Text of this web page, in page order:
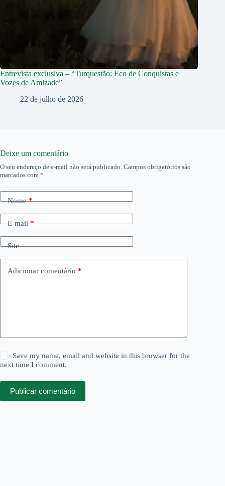
Entrevista exclusiva – “Turquestão: Eco de Conquistas e
Vozes de Amizade”
22 de julho de 2026
Deixe um comentário
O seu endereço de e-mail não será publicado. Campos obrigatórios são
marcados com *
Nome*
E-mail*
Site
Adicionar comentário *
Save my name, email and website in this browser for the
next time I comment.
Publicar comentário